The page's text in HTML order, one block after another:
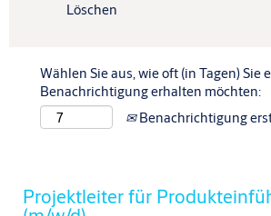
Löschen
Wählen Sie aus, wie oft (in Tagen) Sie
Benachrichtigung erhalten möchten:
Benachrichtigung
Projektleiter für